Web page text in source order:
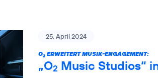
25. April 2024
O2 ERWEITERT MUSIK-ENGAGEMENT:
„O2 Music Studios“